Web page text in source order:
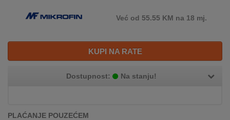
NAMA
KUPITI?
Već od 55.55 KM na 18 mj.
KUPI NA RATE
Dostupnost: Na stanju!
PLAĆANJE POUZEĆEM